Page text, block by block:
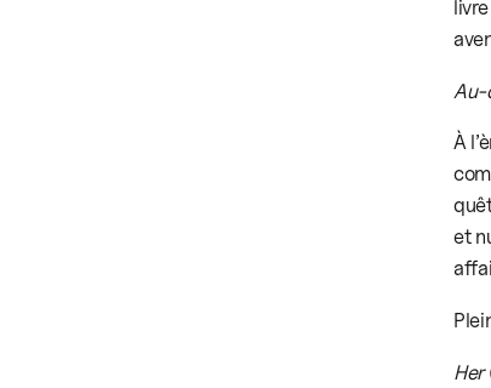
Au-
À
et
Her